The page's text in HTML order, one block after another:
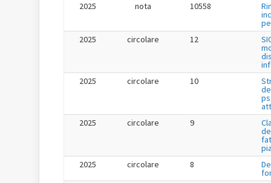
2025
nota 10558
2025
circolare 12
2025
circolare 10
2025
circolare 9
2025
circolare 8